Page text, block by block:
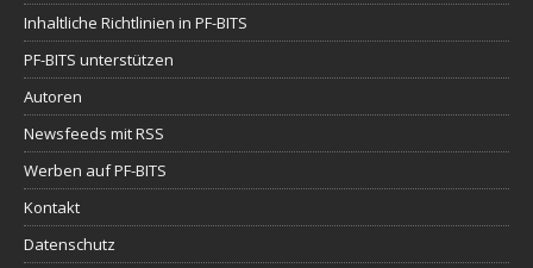
Inhaltliche Richtlinien in PF-BITS
PF-BITS unterstützen
Autoren
Newsfeeds mit RSS
Werben auf PF-BITS
Kontakt
Datenschutz